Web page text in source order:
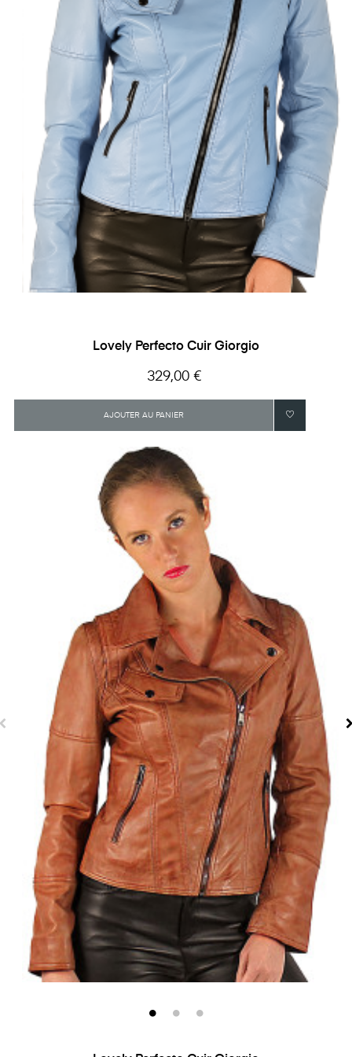
Lovely Perfecto Cuir Giorgio
Prix
329,00 €
AJOUTER AU PANIER